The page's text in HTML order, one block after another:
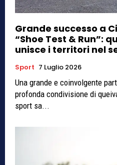
Grande successo a
“Shoe Test & Run”:
unisce i territori nel
Sport 7 Luglio 2026
Una grande e coinvolgente
profonda condivisione di
sport sa...